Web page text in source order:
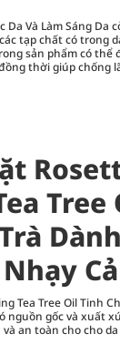
Da Và Làm Sáng Da
tạp chất có trong
sản phẩm có thể
thời giúp chống
Tree
Tea Tree Oil Tinh
nguồn gốc và xuất
an toàn cho cho